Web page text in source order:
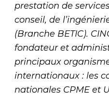
prestation de
conseil, de
(Branche BETIC).
fondateur et
principaux
internationaux : les
nationales CPME et